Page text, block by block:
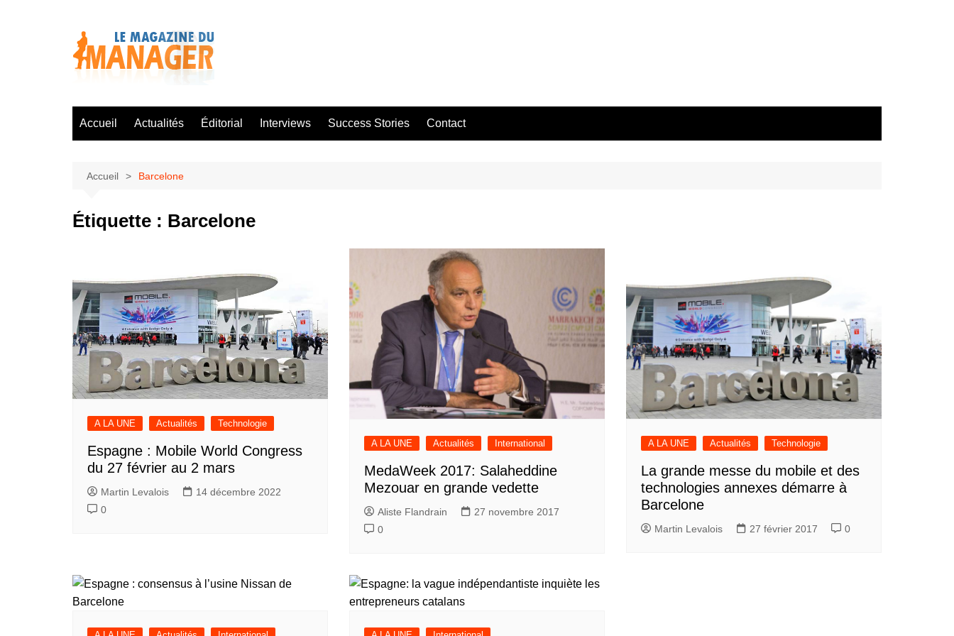
Accueil Actualités Éditorial Interviews Success Stories Contact
Accueil Barcelone
Étiquette : Barcelone
A LA UNE Actualités Technologie
Espagne : Mobile World Congress
du 27 février au 2 mars
Martin Levalois
14 décembre 2022
0
A LA UNE Actualités International
MedaWeek 2017: Salaheddine
Mezouar en grande vedette
Aliste Flandrain
27 novembre 2017
0
A LA UNE Actualités Technologie
La grande messe du mobile et des
technologies annexes démarre à
Barcelone
Martin Levalois 27 février 2017 0